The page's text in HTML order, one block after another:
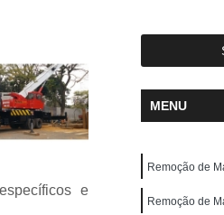
Leve
Locação de
Empilhadeira
Locação de
para Montagem de Galpão
Remoção de
e Equipamentos
Remoção
e
MENU
Remoção de
Remoção de